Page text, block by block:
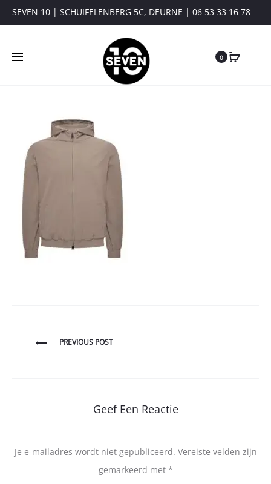
SEVEN 10 | SCHUIFELENBERG 5C, DEURNE | 06 53 33 16 78
0
BerichtPREVIOUS POST
Geef Een Reactie
Je e-mailadres wordt niet gepubliceerd. Vereiste velden zijn
gemarkeerd met *